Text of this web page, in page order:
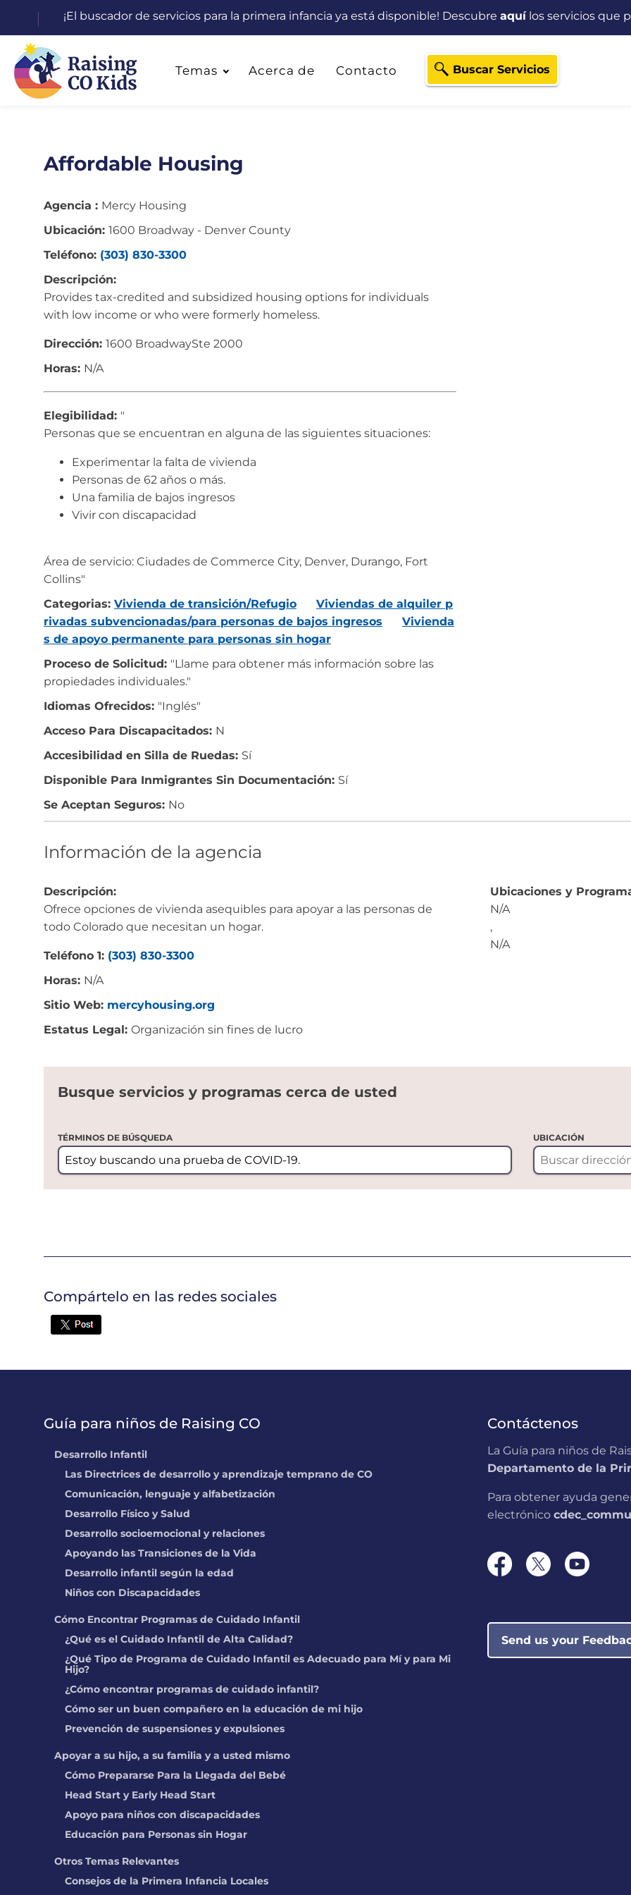
¡El buscador de servicios para la primera infancia ya está disponible! Descubre aquílos servicios que
Temas Acerca de Contacto Buscar Servicios
Affordable Housing
Agencia : Mercy Housing
Ubicación: 1600 Broadway - Denver County
Teléfono: (303) 830-3300
Descripción:
Provides tax-credited and subsidized housing options for individuals
with low income or who were formerly homeless.
Dirección: 1600 BroadwaySte 2000
Horas: N/A
Elegibilidad: "
Personas que se encuentran en alguna de las siguientes situaciones:
Experimentar la falta de vivienda
Personas de 62 años o más.
Una familia de bajos ingresos
Vivir con discapacidad
Área de servicio: Ciudades de Commerce City, Denver, Durango, Fort
Collins"
Categorias: Vivienda de transición/Refugio
Viviendas de alquiler p
rivadas subvencionadas/para personas de bajos ingresos
Vivienda
s de apoyo permanente para personas sin hogar
Proceso de Solicitud: "Llame para obtener más información sobre las
propiedades individuales."
Idiomas Ofrecidos: "Inglés"
Acceso Para Discapacitados: N
Accesibilidad en Silla de Ruedas: Sí
Disponible Para Inmigrantes Sin Documentación: Sí
Se Aceptan Seguros: No
Información de la agencia
Descripción:
Ofrece opciones de vivienda asequibles para apoyar a las personas de
todo Colorado que necesitan un hogar.
Teléfono 1: (303) 830-3300
Horas: N/A
Sitio Web: mercyhousing.org
Estatus Legal: Organización sin fines de lucro
Ubicaciones y
N/A
,
N/A
Busque servicios y programas cerca de usted
TÉRMINOS DE BÚSQUEDA UBICACIÓN
Compártelo en las redes sociales
Twitter
Guía para niños de Raising CO
Desarrollo Infantil
Las Directrices de desarrollo y aprendizaje temprano de CO
Comunicación, lenguaje y alfabetización
Desarrollo Físico y Salud
Desarrollo socioemocional y relaciones
Apoyando las Transiciones de la Vida
Desarrollo infantil según la edad
Niños con Discapacidades
Cómo Encontrar Programas de Cuidado Infantil
¿Qué es el Cuidado Infantil de Alta Calidad?
¿Qué Tipo de Programa de Cuidado Infantil es Adecuado para Mí y para Mi
Hijo?
¿Cómo encontrar programas de cuidado infantil?
Cómo ser un buen compañero en la educación de mi hijo
Prevención de suspensiones y expulsiones
Apoyar a su hijo, a su familia y a usted mismo
Cómo Prepararse Para la Llegada del Bebé
Head Start y Early Head Start
Apoyo para niños con discapacidades
Educación para Personas sin Hogar
Otros Temas Relevantes
Consejos de la Primera Infancia Locales
Contáctenos
La Guía para niños de
Departamento de la
Para obtener ayuda
electrónico
Send us your